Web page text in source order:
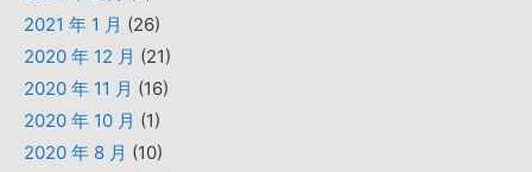
2021 年 1 月 (26)
2020 年 12 月 (21)
2020 年 11 月 (16)
2020 年 10 月 (1)
2020 年 8 月 (10)